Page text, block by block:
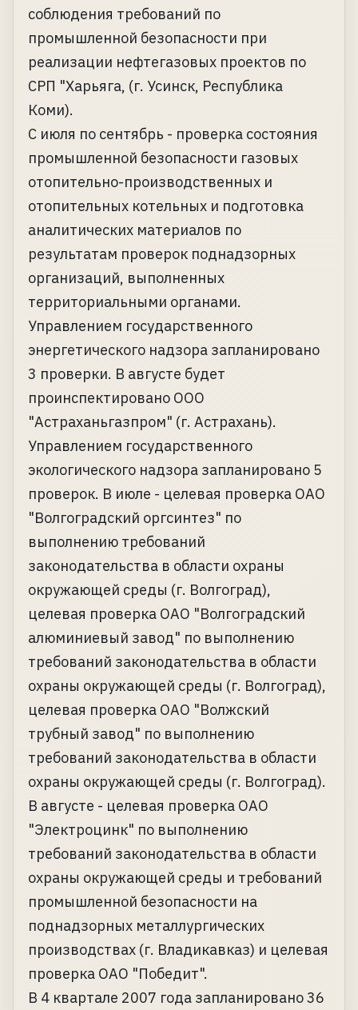
соблюдения требований по
промышленной безопасности при
реализации нефтегазовых проектов по
СРП "Харьяга, (г. Усинск, Республика
Коми).
С июля по сентябрь - проверка состояния
промышленной безопасности газовых
отопительно-производственных и
отопительных котельных и подготовка
аналитических материалов по
результатам проверок поднадзорных
организаций, выполненных
территориальными органами.
Управлением государственного
энергетического надзора запланировано
3 проверки. В августе будет
проинспектировано ООО
"Астраханьгазпром" (г. Астрахань).
Управлением государственного
экологического надзора запланировано 5
проверок. В июле - целевая проверка ОАО
"Волгоградский оргсинтез" по
выполнению требований
законодательства в области охраны
окружающей среды (г. Волгоград),
целевая проверка ОАО "Волгоградский
алюминиевый завод" по выполнению
требований законодательства в области
охраны окружающей среды (г. Волгоград),
целевая проверка ОАО "Волжский
трубный завод" по выполнению
требований законодательства в области
охраны окружающей среды (г. Волгоград).
В августе - целевая проверка ОАО
"Электроцинк" по выполнению
требований законодательства в области
охраны окружающей среды и требований
промышленной безопасности на
поднадзорных металлургических
производствах (г. Владикавказ) и целевая
проверка ОАО "Победит".
В 4 квартале 2007 года запланировано 36